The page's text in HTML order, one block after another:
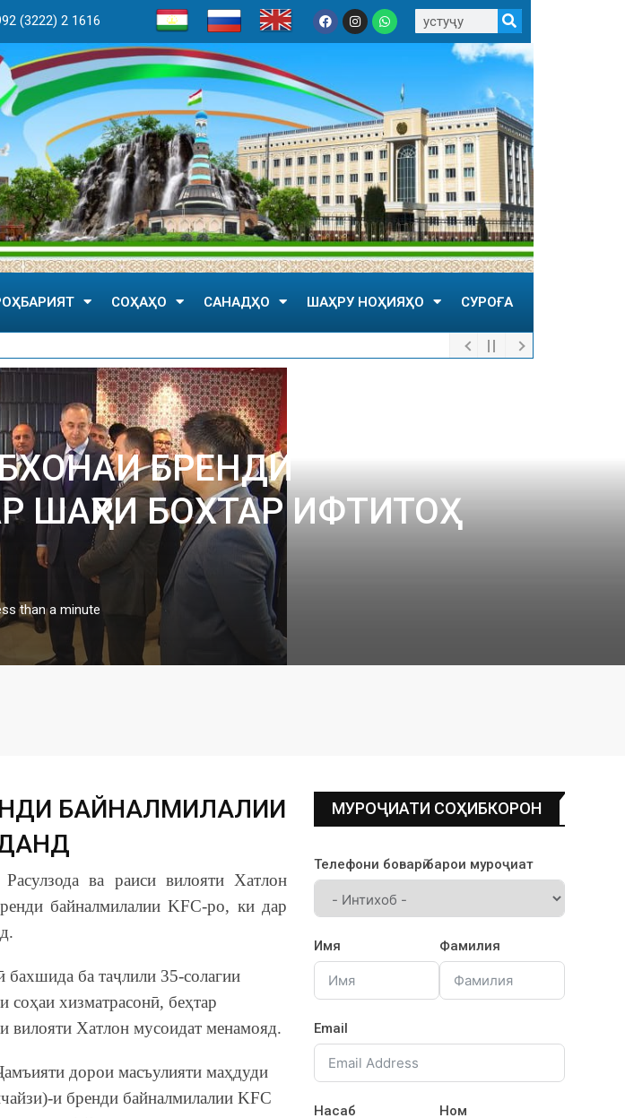
(3222) 2 1616
СОҲАҲО САНАДҲО ШАҲРУ НОҲИЯҲО СУРОҒА
БРЕНДИ
БОХТАР ИФТИТОҲ
than a minute
БАЙНАЛМИЛАЛИИ
ва раиси вилояти Хатлон
байналмилалии KFC-ро, ки дар
ба таҷлили 35-солагии
хизматрасонӣ, беҳтар
вилояти Хатлон мусоидат менамояд.
дорои масъулияти маҳдуди
и бренди байналмилалии KFC
МУРОҶИАТИ СОҲИБКОРОН
Телефони боварӣ барои муроҷиат
Имя Фамилия
Email
Насаб Ном